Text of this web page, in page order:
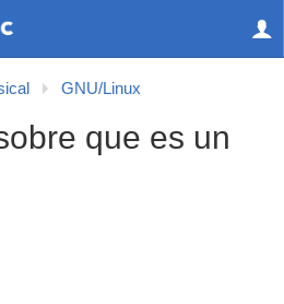
GNU/Linux
que es un